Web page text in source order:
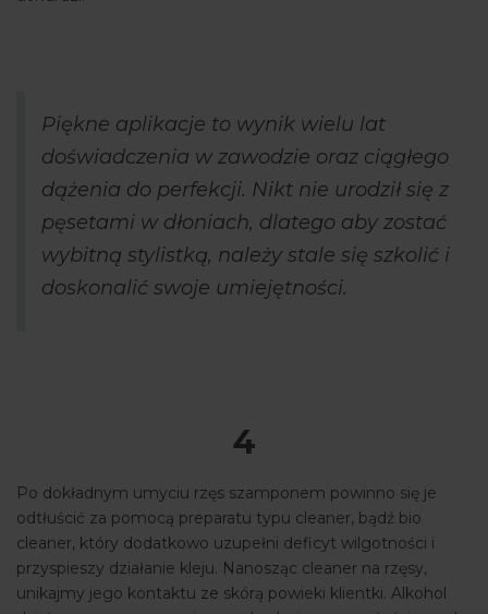
Piękne aplikacje to wynik wielu lat
doświadczenia w zawodzie oraz ciągłego
dążenia do perfekcji. Nikt nie urodził się z
pęsetami w dłoniach, dlatego aby zostać
wybitną stylistką, należy stale się szkolić i
doskonalić swoje umiejętności.
4
Po dokładnym umyciu rzęs szamponem powinno się je
odtłuścić za pomocą preparatu typu cleaner, bądź bio
cleaner, który dodatkowo uzupełni deficyt wilgotności i
przyspieszy działanie kleju. Nanosząc cleaner na rzęsy,
unikajmy jego kontaktu ze skórą powieki klientki. Alkohol